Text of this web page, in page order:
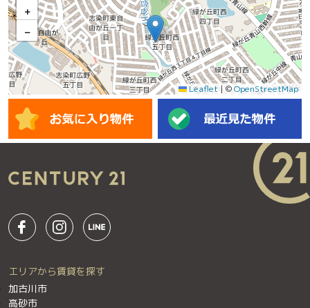
+
−
Leaflet | ©OpenStreetMap
エリアから賃貸を探す
加古川市
高砂市